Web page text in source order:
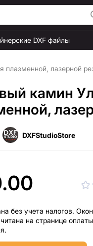
DXF файлы
плазменной, лазерной
камин
DXFStudioStore
без учета налогов.
на странице